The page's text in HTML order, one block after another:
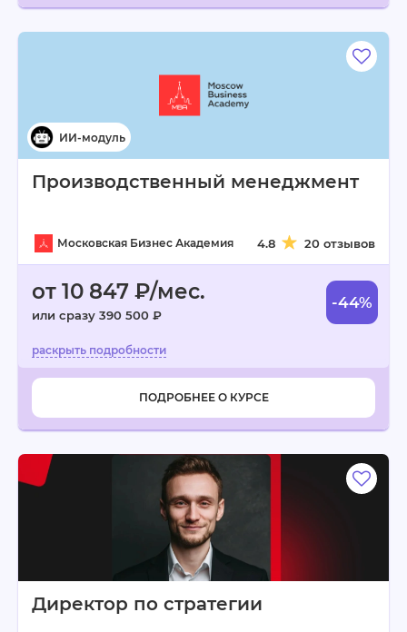
Производственный менеджмент
Московская Бизнес Академия 4.8 20 отзывов
от 10 847 ₽/мес.
или сразу 390 500 ₽
-44%
ПОДРОБНЕЕ О КУРСЕ
Директор по стратегии